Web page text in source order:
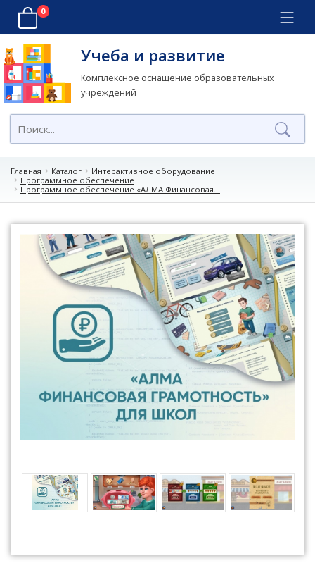
0
Учеба и развитие
Комплексное оснащение образовательных
учреждений
Главная Каталог
Интерактивное оборудование
Программное обеспечение
Программное обеспечение «АЛМА Финансовая...